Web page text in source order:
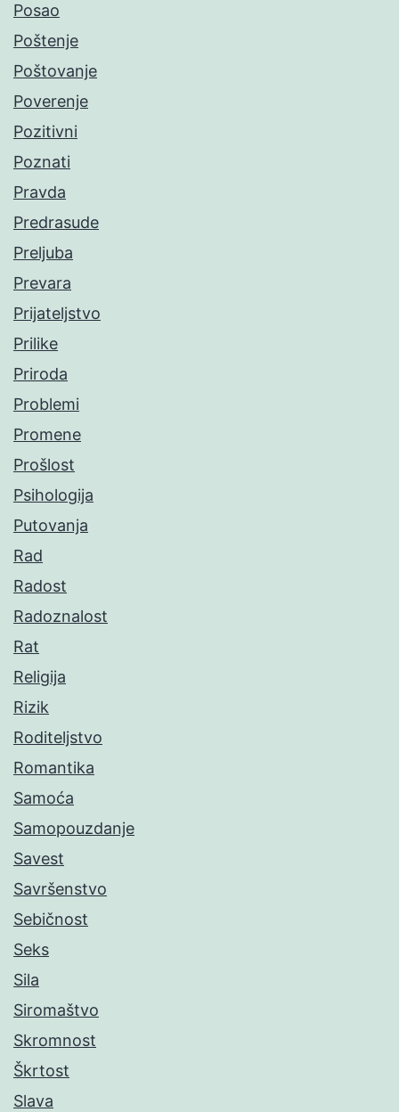
Posao
Poštenje
Poštovanje
Poverenje
Pozitivni
Poznati
Pravda
Predrasude
Preljuba
Prevara
Prijateljstvo
Prilike
Priroda
Problemi
Promene
Prošlost
Psihologija
Putovanja
Rad
Radost
Radoznalost
Rat
Religija
Rizik
Roditeljstvo
Romantika
Samoća
Samopouzdanje
Savest
Savršenstvo
Sebičnost
Seks
Sila
Siromaštvo
Skromnost
Škrtost
Slava